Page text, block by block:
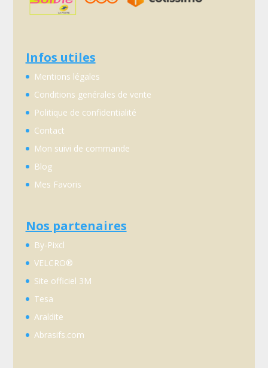
Infos utiles
Mentions légales
Conditions genérales de vente
Politique de confidentialité
Contact
Mon suivi de commande
Blog
Mes Favoris
Nos partenaires
By-Pixcl
VELCRO®
Site officiel 3M
Tesa
Araldite
Abrasifs.com